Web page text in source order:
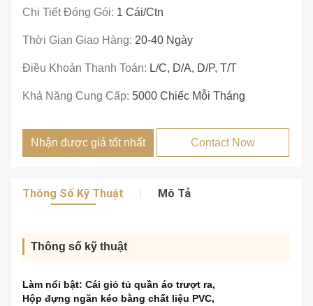
Chi Tiết Đóng Gói: 1 Cái/ctn
Thời Gian Giao Hàng: 20-40 Ngày
Điều Khoản Thanh Toán: L/C, D/A, D/P, T/T
Khả Năng Cung Cấp: 5000 Chiếc Mỗi Tháng
Nhận được giá tốt nhất Contact Now
Thông Số Kỹ Thuật Mô Tả
Thông số kỹ thuật
Làm nổi bật: Cái giỏ tủ quần áo trượt ra,
Hộp đựng ngăn kéo bằng chất liệu PVC,